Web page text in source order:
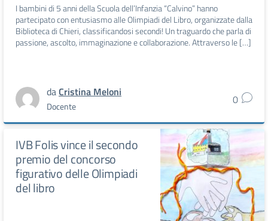
I bambini di 5 anni della Scuola dell’Infanzia “Calvino” hanno
partecipato con entusiasmo alle Olimpiadi del Libro, organizzate dalla
Biblioteca di Chieri, classificandosi secondi! Un traguardo che parla di
passione, ascolto, immaginazione e collaborazione. Attraverso le […]
daCristina Meloni
Docente 0
IVB Folis vince il secondo
premio del concorso
figurativo delle Olimpiadi
del libro